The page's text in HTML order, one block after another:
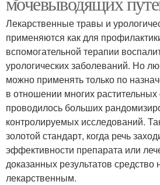
Лекарственные травы и
применяются как для
вспомогательной терапии
урологических заболеваний. Но
можно применять только по
в отношении многих растительных
проводилось больших
контролируемых исследований.
золотой стандарт, когда речь
эффективности препарата или
доказанных результатов средство
лекарственным.